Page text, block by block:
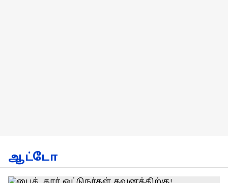
ஆட்டோ